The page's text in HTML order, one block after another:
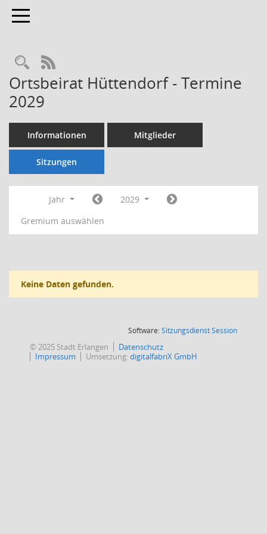
Toggle navigation
Rechercheauswahl
RSS-Feed
Ortsbeirat Hüttendorf - Termine
2029
Informationen Mitglieder
Sitzungen
Jahr
2029
Gremium auswählen
Keine Daten gefunden.
Software:SitzungsdienstSession(Wird in
© 2025 Stadt Erlangen
Datenschutz
Impressum
Umsetzung:digitalfabriX GmbH